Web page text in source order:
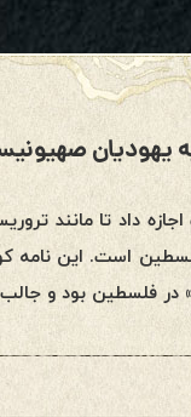
داد تا مانند
در فلسطین بود و